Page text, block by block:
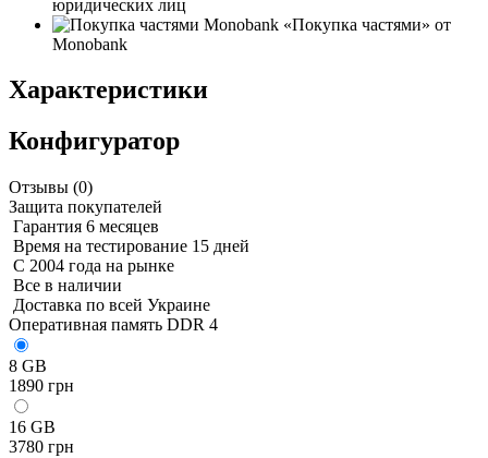
юридических лиц
«Покупка частями» от
Monobank
Характеристики
Конфигуратор
Отзывы (0)
Защита покупателей
Гарантия 6 месяцев
Время на тестирование 15 дней
С 2004 года на рынке
Все в наличии
Доставка по всей Украине
Оперативная память DDR 4
8 GB
1890 грн
16 GB
3780 грн